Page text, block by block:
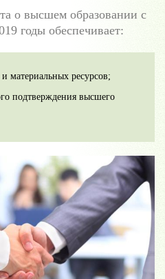
о высшем образовании с
годы обеспечивает:
материальных ресурсов;
подтверждения высшего